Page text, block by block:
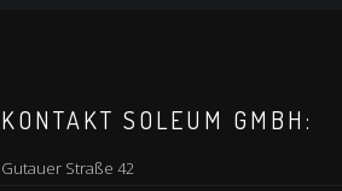
KONTAKT SOLEUM GMBH:
Gutauer Straße 42